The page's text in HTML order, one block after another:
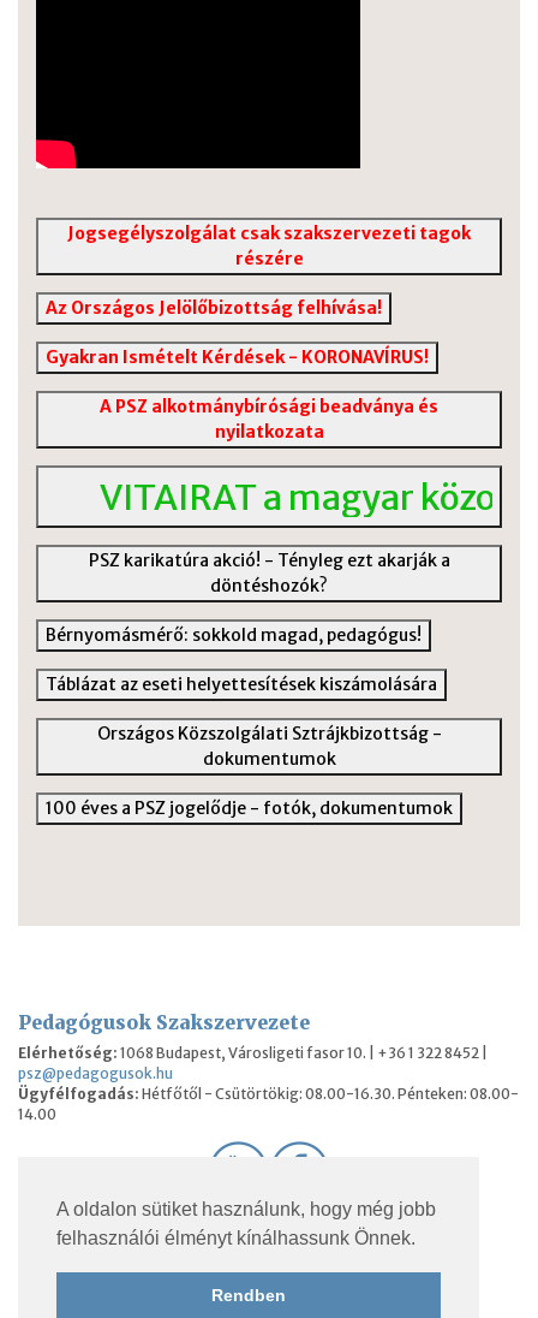
A oldalon sütiket használunk, hogy még jobb
felhasználói élményt kínálhassunk Önnek.
Rendben
Jogsegélyszolgálat csak szakszervezeti tagok
részére
Az Országos Jelölőbizottság felhívása!
Gyakran Ismételt Kérdések - KORONAVÍRUS!
A PSZ alkotmánybírósági beadványa és
nyilatkozata
VITAIRAT a magyar közoktatás
PSZ karikatúra akció! - Tényleg ezt akarják a
döntéshozók?
Bérnyomásmérő: sokkold magad, pedagógus!
Táblázat az eseti helyettesítések kiszámolására
Országos Közszolgálati Sztrájkbizottság -
dokumentumok
100 éves a PSZ jogelődje - fotók, dokumentumok
Pedagógusok Szakszervezete
Elérhetőség: 1068 Budapest, Városligeti fasor 10. | +36 1 322 8452 |
psz@pedagogusok.hu
Ügyfélfogadás: Hétfőtől - Csütörtökig: 08.00-16.30. Pénteken: 08.00-
14.00
© 2026 Pedagógusok Szakszervezete. Minden jog
fenntartva.